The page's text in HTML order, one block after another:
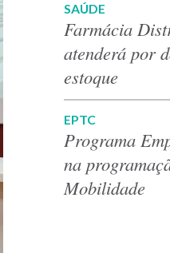
SAÚDE
Farmácia
atenderá por
estoque
EPTC
Programa
na
Mobilidade